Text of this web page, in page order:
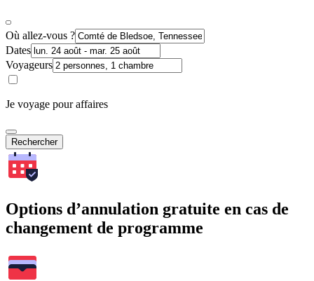
Où allez-vous ?
Dates
Voyageurs
Je voyage pour affaires
Rechercher
Options d’annulation gratuite en cas de
changement de programme